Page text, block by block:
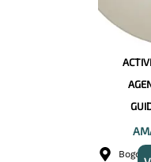
Bogotá